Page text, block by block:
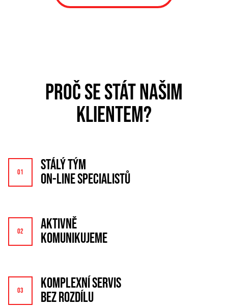
PROČ SE STÁT NAŠIM
KLIENTEM?
STÁLÝ TÝM
ON-LINE SPECIALISTŮ
AKTIVNĚ
KOMUNIKUJEME
KOMPLEXNÍ SERVIS
BEZ ROZDÍLU